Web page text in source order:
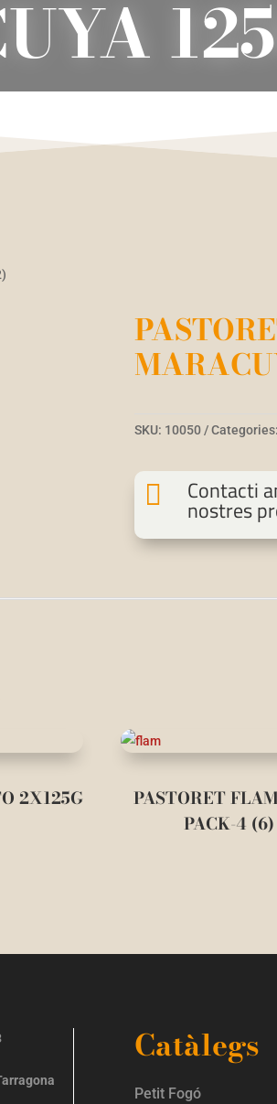
SKU: 10050 Categories:
 Contacti
nostres
2X125G
PASTORET
PACK-4 (6)
Catàlegs
Petit Fogó